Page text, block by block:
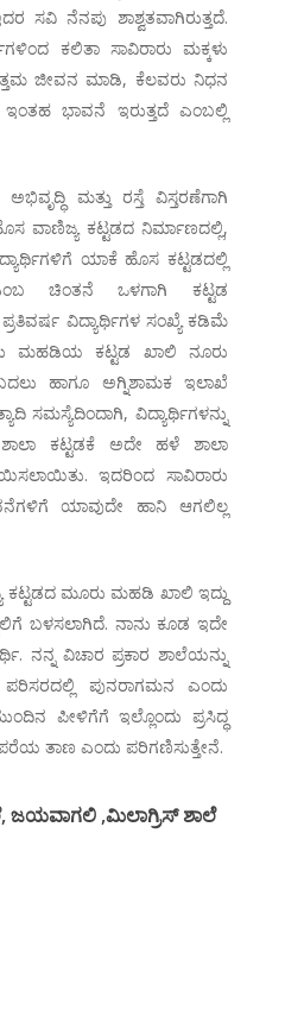
ಸವಿ ನೆನಪು ಶಾಶ್ವತವಾಗಿರುತ್ತದೆ.
ಕಲಿತಾ ಸಾವಿರಾರು ಮಕ್ಕಳು
ಜೀವನ ಮಾಡಿ, ಕೆಲವರು ನಿಧನ
ಇಂತಹ ಭಾವನೆ ಇರುತ್ತದೆ ಎಂಬಲ್ಲಿ
ಮತ್ತು ರಸ್ತೆ ವಿಸ್ತರಣೆಗಾಗಿ
ವಾಣಿಜ್ಯ ಕಟ್ಟಡದ ನಿರ್ಮಾಣದಲ್ಲಿ,
ಯಾಕೆ ಹೊಸ ಕಟ್ಟಡದಲ್ಲಿ
ಎಂಬ ಚಿಂತನೆ ಒಳಗಾಗಿ ಕಟ್ಟಡ
ವಿದ್ಯಾರ್ಥಿಗಳ ಸಂಖ್ಯೆ ಕಡಿಮೆ
ಮಹಡಿಯ ಕಟ್ಟಡ ಖಾಲಿ ನೂರು
ಹಾಗೂ ಅಗ್ನಿಶಾಮಕ ಇಲಾಖೆ
ಸಮಸ್ಯೆದಿಂದಾಗಿ, ವಿದ್ಯಾರ್ಥಿಗಳನ್ನು
ಕಟ್ಟಡಕೆ ಅದೇ ಹಳೆ ಶಾಲಾ
ಇದರಿಂದ ಸಾವಿರಾರು
ಯಾವುದೇ ಹಾನಿ ಆಗಲಿಲ್ಲ
ಮೂರು ಮಹಡಿ ಖಾಲಿ ಇದ್ದು
ಬಳಸಲಾಗಿದೆ. ನಾನು ಕೂಡ ಇದೇ
ನನ್ನ ವಿಚಾರ ಪ್ರಕಾರ ಶಾಲೆಯನ್ನು
ಪುನರಾಗಮನ ಎಂದು
ಪೀಳಿಗೆಗೆ ಇಲ್ಲೊಂದು ಪ್ರಸಿದ್ಧ
ತಾಣ ಎಂದು ಪರಿಗಣಿಸುತ್ತೇನೆ.
ಜಯವಾಗಲಿ ,ಮಿಲಾಗ್ರಿಸ್ ಶಾಲೆ